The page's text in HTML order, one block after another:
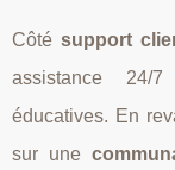
Côté support
assistance 24/
éducatives. En
sur une